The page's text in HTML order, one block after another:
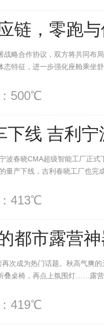
链，零跑
战略合作协议，双方将共同布
特征，进一步强化座舱乘坐
500℃
下线 吉利
波春晓CMA超级智能工厂正
量产下线，吉利春晓工厂也完
413℃
都市露营神
再次成为热门话题。秋高气爽
叠桌椅，再点上氛围灯……露
419℃